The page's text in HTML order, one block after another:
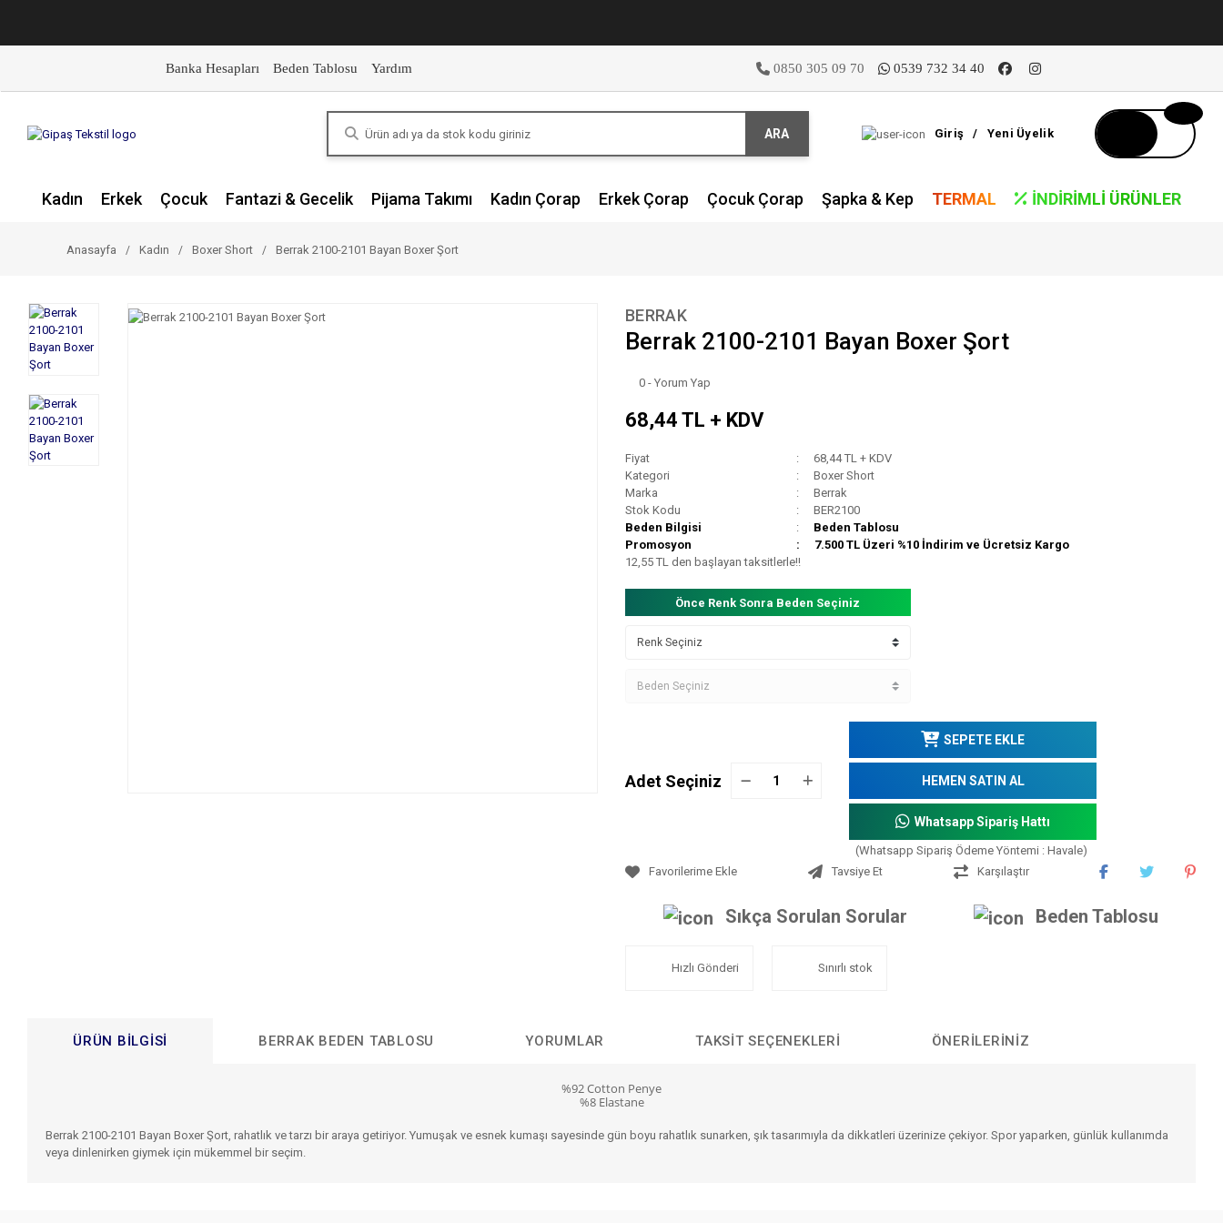
Banka Hesapları Beden Tablosu Yardım 0850 305 09 70 0539 732 34 40
ARA Giriş / Yeni Üyelik
Kadın Erkek Çocuk Fantazi & Gecelik Pijama Takımı Kadın Çorap Erkek Çorap Çocuk Çorap Şapka & Kep TERMAL İNDIRIMLI ÜRÜNLER
Anasayfa Kadın Boxer Short Berrak 2100-2101 Bayan Boxer Şort
BERRAK
Berrak 2100-2101 Bayan Boxer Şort
0 - Yorum Yap
68,44 TL + KDV
Fiyat
68,44 TL + KDV
Kategori
Boxer Short
Marka
Berrak
Stok Kodu
BER2100
Beden Bilgisi
Beden Tablosu
Promosyon
7.500 TL Üzeri %10 İndirim ve Ücretsiz Kargo
12,55 TL den başlayan taksitlerle!!
Önce Renk Sonra Beden Seçiniz
Adet Seçiniz
SEPETE EKLE
HEMEN SATIN AL
Whatsapp Sipariş Hattı
(Whatsapp Sipariş Ödeme Yöntemi : Havale)
Tavsiye Et
Karşılaştır
Sıkça Sorulan Sorular Beden Tablosu
Hızlı Gönderi Sınırlı stok
ÜRÜN BILGISI BERRAK BEDEN TABLOSU YORUMLAR TAKSIT SEÇENEKLERI ÖNERILERINIZ
%92 Cotton Penye
%8 Elastane
Berrak 2100-2101 Bayan Boxer Şort, rahatlık ve tarzı bir araya getiriyor. Yumuşak ve esnek kumaşı sayesinde gün boyu rahatlık sunarken, şık tasarımıyla da dikkatleri üzerinize çekiyor. Spor yaparken, günlük kullanımda
veya dinlenirken giymek için mükemmel bir seçim.